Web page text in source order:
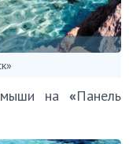
мыши на «Панель